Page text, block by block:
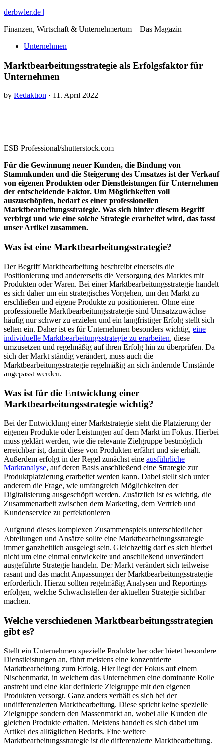
derbwler.de |
Finanzen, Wirtschaft & Unternehmertum – Das Magazin
Unternehmen
Marktbearbeitungsstrategie als Erfolgsfaktor für
Unternehmen
by Redaktion · 11. April 2022
ESB Professional/shutterstock.com
Für die Gewinnung neuer Kunden, die Bindung von
Stammkunden und die Steigerung des Umsatzes ist der Verkauf
von eigenen Produkten oder Dienstleistungen für Unternehmen
der entscheidende Faktor. Um Möglichkeiten voll
auszuschöpfen, bedarf es einer professionellen
Marktbearbeitungsstrategie. Was sich hinter diesem Begriff
verbirgt und wie eine solche Strategie erarbeitet wird, das fasst
unser Artikel zusammen.
Was ist eine Marktbearbeitungsstrategie?
Der Begriff Marktbearbeitung beschreibt einerseits die
Positionierung und andererseits die Versorgung des Marktes mit
Produkten oder Waren. Bei einer Marktbearbeitungsstrategie handelt
es sich daher um ein strategisches Vorgehen, um den Markt zu
erschließen und eigene Produkte zu positionieren. Ohne eine
professionelle Marktbearbeitungsstrategie sind Umsatzzuwächse
häufig nur schwer zu erzielen und ein langfristiger Erfolg stellt sich
selten ein. Daher ist es für Unternehmen besonders wichtig, eine
individuelle Marktbearbeitungsstrategie zu erarbeiten, diese
umzusetzen und regelmäßig auf ihren Erfolg hin zu überprüfen. Da
sich der Markt ständig verändert, muss auch die
Marktbearbeitungsstrategie regelmäßig an sich ändernde Umstände
angepasst werden.
Was ist für die Entwicklung einer
Marktbearbeitungsstrategie wichtig?
Bei der Entwicklung einer Marktstrategie steht die Platzierung der
eigenen Produkte oder Leistungen auf dem Markt im Fokus. Hierbei
muss geklärt werden, wie die relevante Zielgruppe bestmöglich
erreichbar ist, damit diese von Produkten erfährt und sie erhält.
Außerdem erfolgt in der Regel zunächst eine ausführliche
Marktanalyse, auf deren Basis anschließend eine Strategie zur
Produktplatzierung erarbeitet werden kann. Dabei stellt sich unter
anderem die Frage, wie umfangreich Möglichkeiten der
Digitalisierung ausgeschöpft werden. Zusätzlich ist es wichtig, die
Zusammenarbeit zwischen dem Marketing, dem Vertrieb und
Kundenservice zu perfektionieren.
Aufgrund dieses komplexen Zusammenspiels unterschiedlicher
Abteilungen und Ansätze sollte eine Marktbearbeitungsstrategie
immer ganzheitlich ausgelegt sein. Gleichzeitig darf es sich hierbei
nicht um eine einmal entwickelte und anschließend unverändert
ausgeführte Strategie handeln. Der Markt verändert sich teilweise
rasant und das macht Anpassungen der Marktbearbeitungsstrategie
erforderlich. Hierzu sollten regelmäßig Analysen und Reportings
erfolgen, welche Schwachstellen der aktuellen Strategie sichtbar
machen.
Welche verschiedenen Marktbearbeitungsstrategien
gibt es?
Stellt ein Unternehmen spezielle Produkte her oder bietet besondere
Dienstleistungen an, führt meistens eine konzentrierte
Marktbearbeitung zum Erfolg. Hier liegt der Fokus auf einem
Nischenmarkt, in welchem das Unternehmen eine dominante Rolle
anstrebt und eine klar definierte Zielgruppe mit den eigenen
Produkten versorgt. Ganz anders verhält es sich bei der
undifferenzierten Marktbearbeitung. Diese spricht keine spezielle
Zielgruppe sondern den Massenmarkt an, wobei alle Kunden die
gleichen Produkte erhalten. Meistens handelt es sich dabei um
Artikel des alltäglichen Bedarfs. Eine weitere
Marktbearbeitungsstrategie ist die differenzierte Marktbearbeitung.